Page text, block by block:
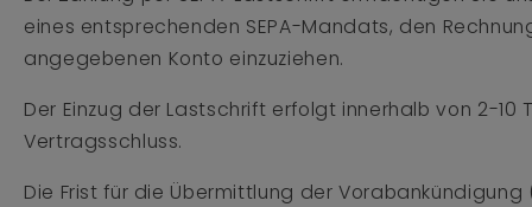
eines entsprechenden SEPA-Mandats, den
angegebenen Konto einzuziehen.
Der Einzug der Lastschrift erfolgt innerhalb von 2-10
Vertragsschluss.
Die Frist für die Übermittlung der